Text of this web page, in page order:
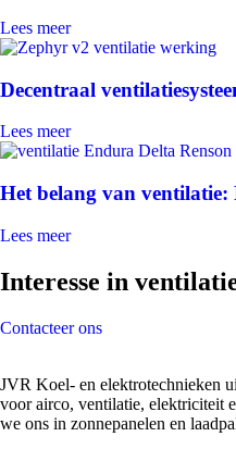
Lees meer
Decentraal
Lees meer
Het belang van ventilatie:
Lees meer
Interesse in
Contacteer ons
JVR Koel- en elektrotechnieken
voor airco, ventilatie, elektriciteit
we ons in zonnepanelen en